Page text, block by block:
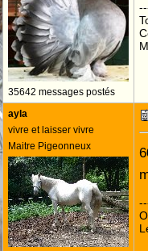
35642 messages postés
ayla
vivre et laisser vivre
Maitre Pigeonneux